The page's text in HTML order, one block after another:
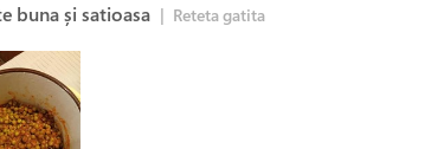
buna și satioasa | Reteta gatita